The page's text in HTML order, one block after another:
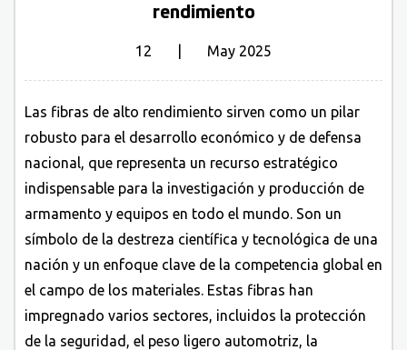
rendimiento
12 | May 2025
Las fibras de alto rendimiento sirven como un pilar
robusto para el desarrollo económico y de defensa
nacional, que representa un recurso estratégico
indispensable para la investigación y producción de
armamento y equipos en todo el mundo. Son un
símbolo de la destreza científica y tecnológica de una
nación y un enfoque clave de la competencia global en
el campo de los materiales. Estas fibras han
impregnado varios sectores, incluidos la protección
de la seguridad, el peso ligero automotriz, la